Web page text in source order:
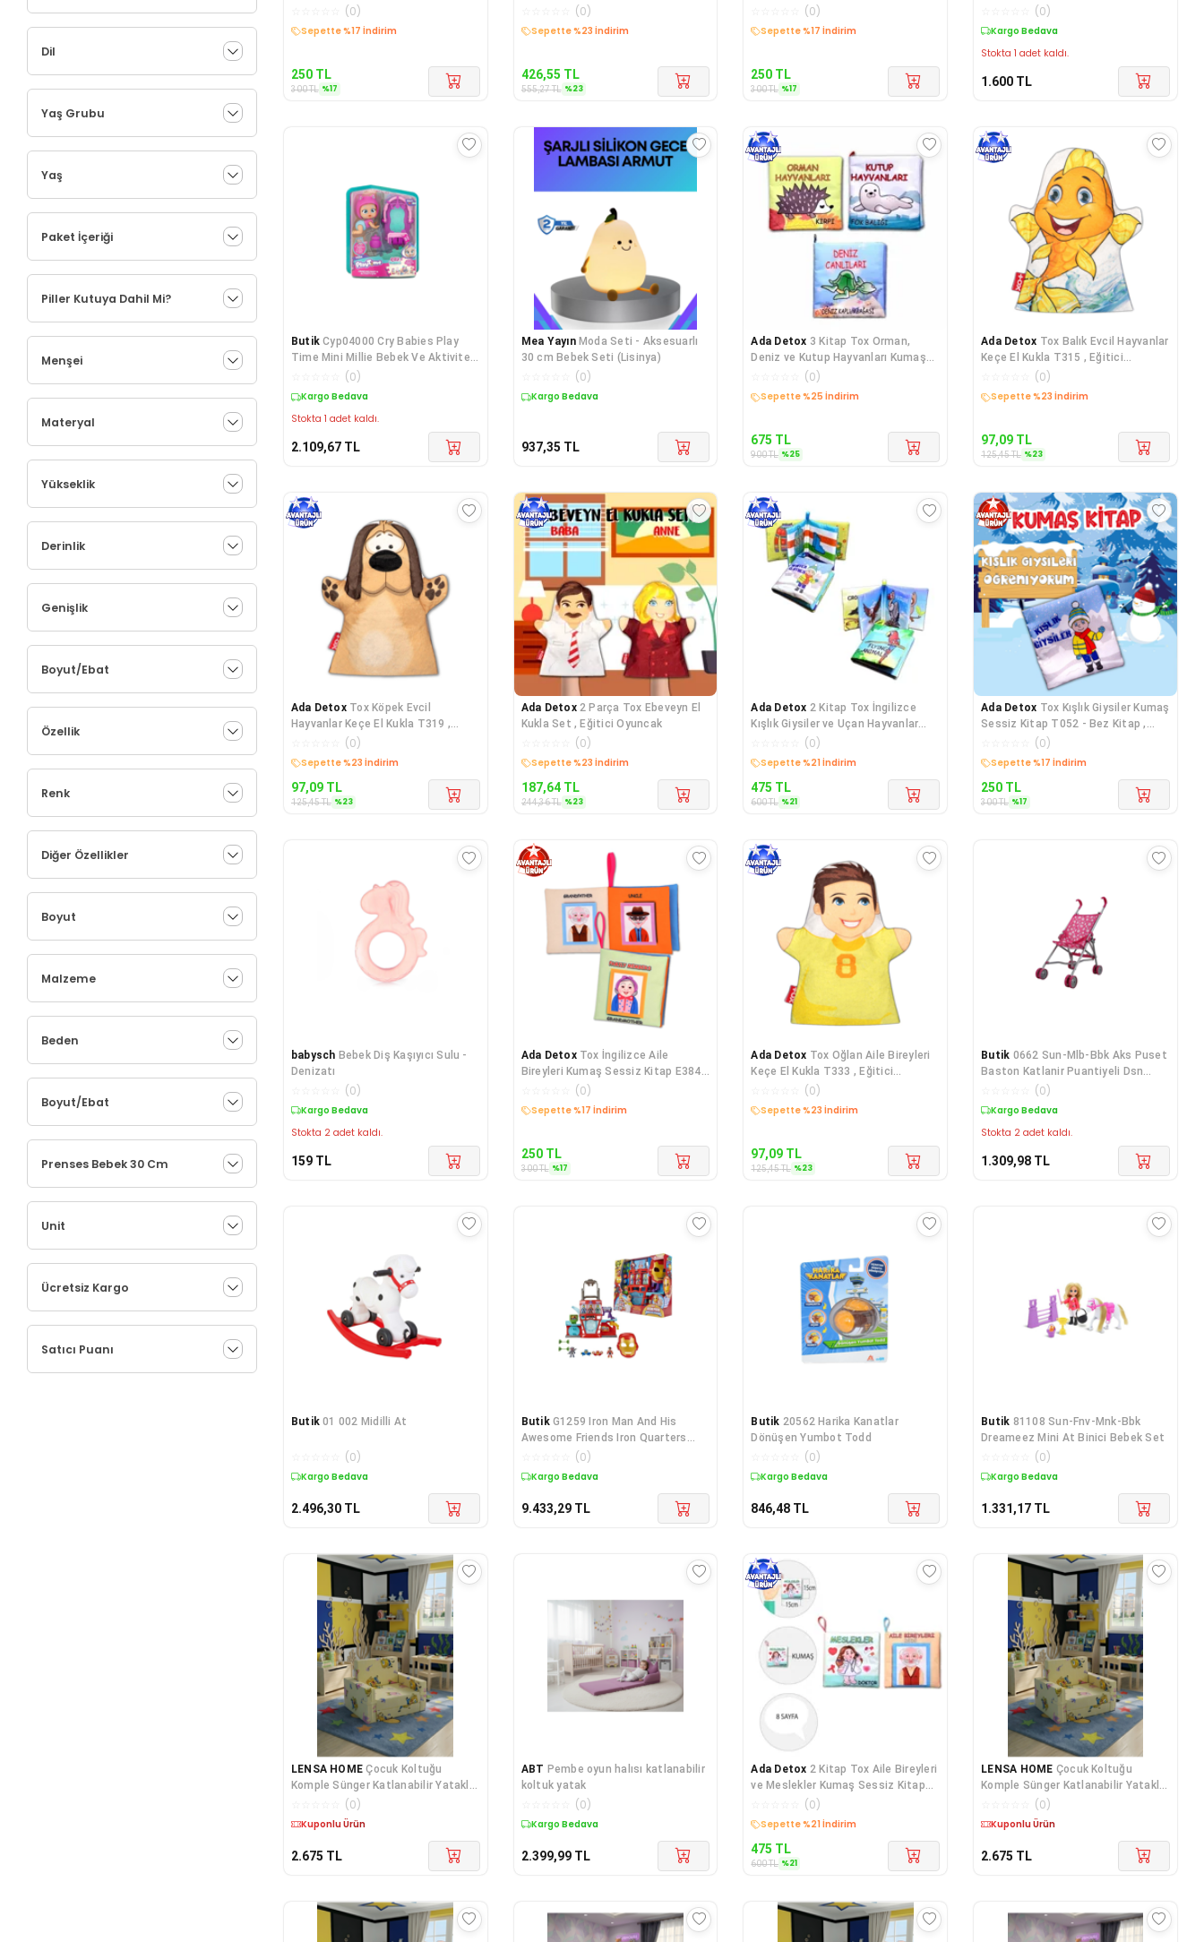
Dil
Yaş Grubu
Yaş
Paket İçeriği
Piller Kutuya Dahil Mi?
Menşei
Materyal
Yükseklik
Derinlik
Genişlik
Boyut/Ebat
Özellik
Renk
Diğer Özellikler
Boyut
Malzeme
Beden
Boyut/Ebat
Prenses Bebek 30 Cm
Unit
Ücretsiz Kargo
Satıcı Puanı
Kitap , Eğit(0)
Kargo Bedava
250 TL
300TL %17
(0)
Kargo Bedava
426,55 TL
555,27TL %23
(0)
Kargo Bedava
250 TL
300TL %17
(0)
Kargo Bedava
Stokta 1 adet kaldı.
1.600 TL
Butik Cyp04000 Cry Babies Play
Time Mini Millie Bebek Ve Aktivite
(0)
Kargo Bedava
Stokta 1 adet kaldı.
2.109,67 TL
Mea Yayın Moda Seti - Aksesuarlı
30 cm Bebek Seti (Lisinya)
(0)
Kargo Bedava
937,35 TL
Ada Detox 3 Kitap Tox Orman,
Deniz ve Kutup Hayvanları Kumaş
Sessiz Kitap T
(0)
Kargo Bedava
675 TL
900TL %25
Ada Detox Tox Balık Evcil Hayvanlar
Keçe El Kukla T315 , Eğitici
(0)
Kargo Bedava
97,09 TL
125,45TL %23
Ada Detox Tox Köpek Evcil
Hayvanlar Keçe El Kukla T319 ,
Eğitici Oyuncak
(0)
Kargo Bedava
97,09 TL
125,45TL %23
Ada Detox 2 Parça Tox Ebeveyn El
Kukla Set , Eğitici Oyuncak
(0)
Kargo Bedava
187,64 TL
244,36TL %23
Ada Detox 2 Kitap Tox İngilizce
Kışlık Giysiler ve Uçan Hayvanlar
Kumaş Ses
(0)
Kargo Bedava
475 TL
600TL %21
Ada Detox Tox Kışlık Giysiler Kumaş
Sessiz Kitap T052 - Bez Kitap ,
(0)
Kargo Bedava
250 TL
300TL %17
babysch Bebek Diş Kaşıyıcı Sulu -
Denizatı
(0)
Kargo Bedava
Stokta 2 adet kaldı.
159 TL
Ada Detox Tox İngilizce Aile
Bireyleri Kumaş Sessiz Kitap E384 -
(0)
Kargo Bedava
250 TL
300TL %17
Ada Detox Tox Oğlan Aile Bireyleri
Keçe El Kukla T333 , Eğitici
(0)
Kargo Bedava
97,09 TL
125,45TL %23
Butik 0662 Sun-Mlb-Bbk Aks Puset
Baston Katlanir Puantiyeli Dsn
(0)
Kargo Bedava
Stokta 2 adet kaldı.
1.309,98 TL
Butik 01 002 Midilli At
(0)
Kargo Bedava
2.496,30 TL
Butik G1259 Iron Man And His
Awesome Friends Iron Quarters
(0)
Kargo Bedava
9.433,29 TL
Butik 20562 Harika Kanatlar
Dönüşen Yumbot Todd
(0)
Kargo Bedava
846,48 TL
Butik 81108 Sun-Fnv-Mnk-Bbk
Dreameez Mini At Binici Bebek Set
(0)
Kargo Bedava
1.331,17 TL
LENSA HOME Çocuk Koltuğu
Komple Sünger Katlanabilir Yataklı
Minder Yatak (0-4 YAŞ) SARI
(0)
Kargo Bedava
2.675 TL
ABT Pembe oyun halısı katlanabilir
koltuk yatak
(0)
Kargo Bedava
2.399,99 TL
Ada Detox 2 Kitap Tox Aile Bireyleri
ve Meslekler Kumaş Sessiz Kitap
(0)
Kargo Bedava
475 TL
600TL %21
LENSA HOME Çocuk Koltuğu
Komple Sünger Katlanabilir Yataklı
Minder Yatak (0-4 YAŞ) SARI
(0)
Kargo Bedava
2.675 TL